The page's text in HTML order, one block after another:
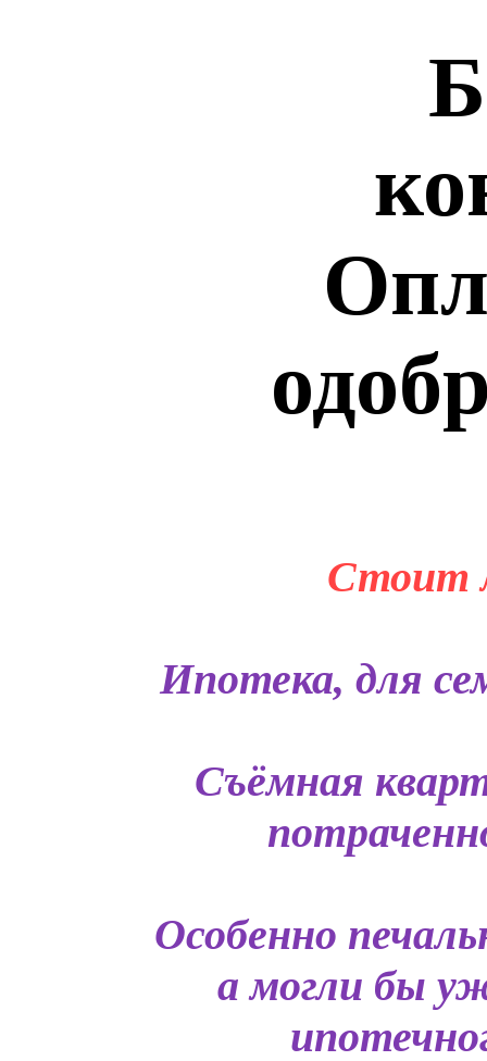
Стоит
Ипотека, для
Съёмная
Особенно
а могли бы